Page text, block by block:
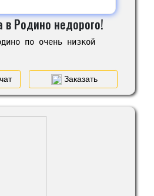
в Родино недорого!
по очень низкой
Заказать